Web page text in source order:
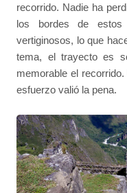
recorrido. Nadie ha
los bordes de estos
vertiginosos, lo que
tema, el trayecto es
memorable el
esfuerzo valió la pena.